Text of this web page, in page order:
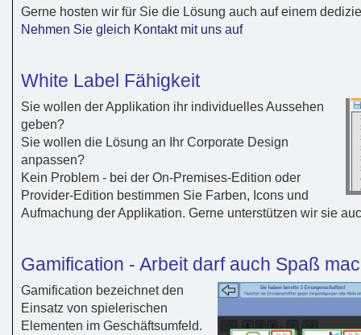
Gerne hosten wir für Sie die Lösung auch auf einem
Nehmen Sie gleich Kontakt mit uns auf
White Label Fähigkeit
Sie wollen der Applikation ihr individuelles Aussehen
geben?
Sie wollen die Lösung an Ihr Corporate Design
anpassen?
Kein Problem - bei der On-Premises-Edition oder
Provider-Edition bestimmen Sie Farben, Icons und
Aufmachung der Applikation. Gerne unterstützen wir sie
Gamification - Arbeit darf auch Spaß
Gamification bezeichnet den
Einsatz von spielerischen
Elementen im Geschäftsumfeld.